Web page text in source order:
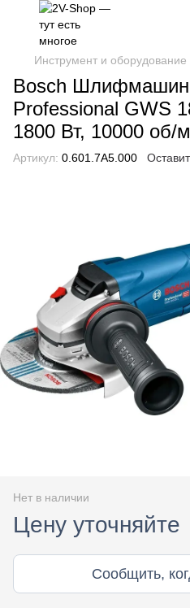
Инструмент и оборудование
Bosch
Professional GWS
1800 Вт, 10000 об/
Артикул: 0.601.7A5.000
Нет в наличии
Цену уточняйте
Сообщить,